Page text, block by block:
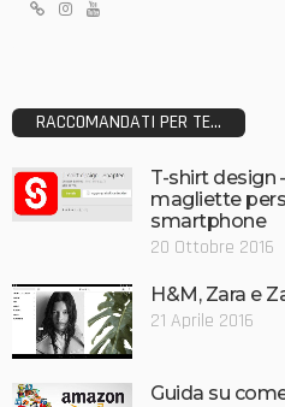
RACCOMANDATI PER TE...
T-shirt design
magliette
smartphone
20 Ottobre 2016
H&M, Zara e
21 Aprile 2016
Guida su